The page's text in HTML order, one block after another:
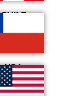
CHILE
USA